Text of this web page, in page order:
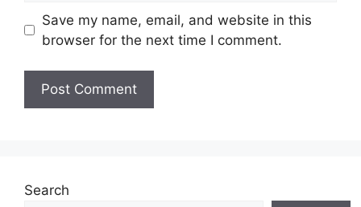
Save my name, email, and website in this
browser for the next time I comment.
Search